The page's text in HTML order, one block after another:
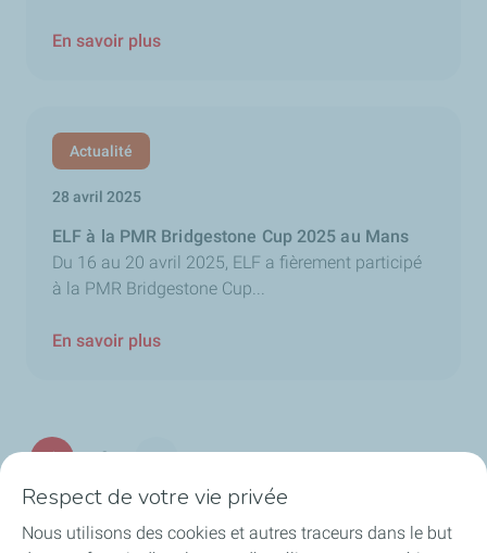
En savoir plus
Actualité
28 avril 2025
ELF à la PMR Bridgestone Cup 2025 au Mans
Du 16 au 20 avril 2025, ELF a fièrement participé
à la PMR Bridgestone Cup...
En savoir plus
Pagination
1 2
Respect de votre vie privée
Nous utilisons des cookies et autres traceurs dans le but